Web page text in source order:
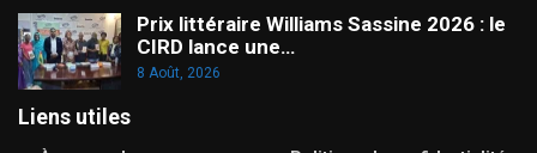
Prix littéraire Williams Sassine 2026 : le
CIRD lance une…
8 Août, 2026
Liens utiles